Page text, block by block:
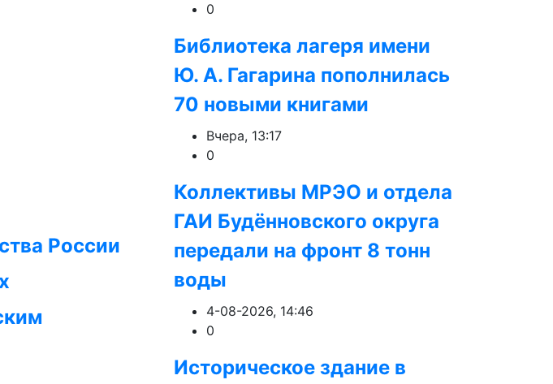
России
0
Библиотека лагеря имени
Ю. А. Гагарина пополнилась
70 новыми книгами
Вчера, 13:17
0
Коллективы МРЭО и отдела
ГАИ Будённовского округа
передали на фронт 8 тонн
воды
4-08-2026, 14:46
0
Историческое здание в